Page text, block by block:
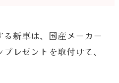
新車は、国産メーカー
レゼントを取付けて、